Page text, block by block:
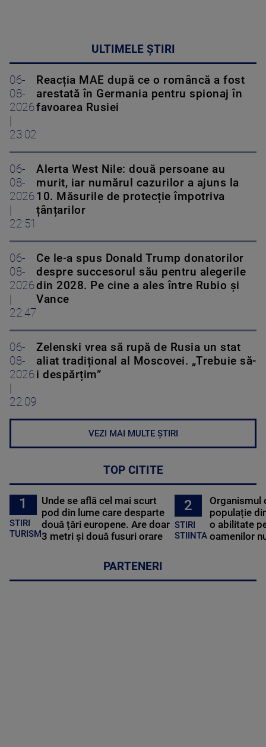
ULTIMELE ȘTIRI
06-
08-
2026
|
23:02
Reacția MAE după ce o româncă a fost
arestată în Germania pentru spionaj în
favoarea Rusiei
06-
08-
2026
|
22:51
Alerta West Nile: două persoane au
murit, iar numărul cazurilor a ajuns la
10. Măsurile de protecție împotriva
țânțarilor
06-
08-
2026
|
22:47
Ce le-a spus Donald Trump donatorilor
despre succesorul său pentru alegerile
din 2028. Pe cine a ales între Rubio și
Vance
06-
08-
2026
|
22:09
Zelenski vrea să rupă de Rusia un stat
aliat tradițional al Moscovei. „Trebuie să-
i despărțim”
VEZI MAI MULTE ȘTIRI
TOP CITITE
1
STIRI
TURISM
Unde se află cel mai scurt
pod din lume care desparte
două țări europene. Are doar
3 metri și două fusuri orare
2
STIRI
STIINTA
Organismul
populație
o abilitate
oamenilor
PARTENERI